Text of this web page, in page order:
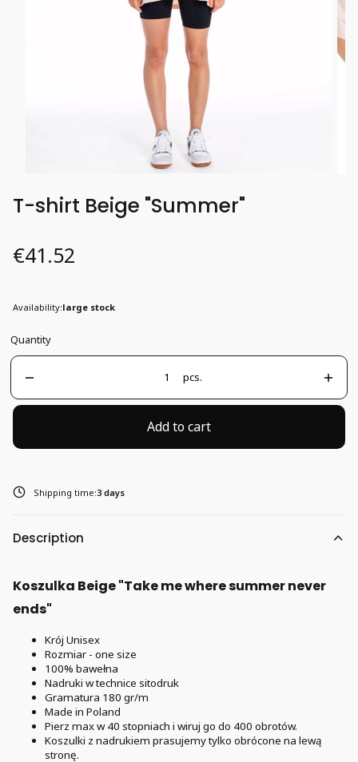
T-shirt Beige "Summer"
Price
€41.52
Availability:large stock
Quantity
pcs.
Add to cart
Shipping time:3 days
Description
Koszulka Beige "Take me where summer never
ends"
Krój Unisex
Rozmiar - one size
100% bawełna
Nadruki w technice sitodruk
Gramatura 180 gr/m
Made in Poland
Pierz max w 40 stopniach i wiruj go do 400 obrotów.
Koszulki z nadrukiem prasujemy tylko obrócone na lewą
stronę.